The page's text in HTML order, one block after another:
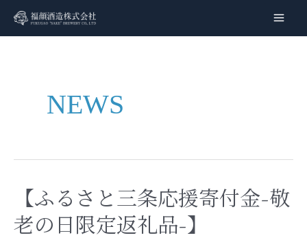
Main
NEWS
【ふるさと三条応援寄付金-敬
老の日限定返礼品-】